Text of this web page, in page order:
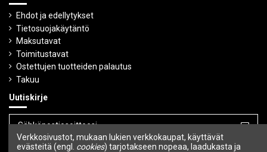
Ehdot ja edellytykset
Tietosuojakäytäntö
Maksutavat
Toimitustavat
Ostettujen tuotteiden palautus
Takuu
Uutiskirje
Voit peruuttaa tilauksen milloin tahansa.
Verkkosivustot, mukaan lukien verkkokaupat, käyttävät
evästeitä (engl. cookies) tarjotakseen nopeaa, laadukasta ja